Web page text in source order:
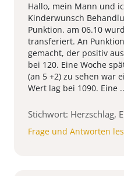
Hallo, mein Mann und
Kinderwunsch
Punktion. am 06.10
transferiert. An
gemacht, der positiv
bei 120. Eine Woche
(an 5 +2) zu sehen war
Wert lag bei 1090. Eine
Stichwort: Herzschlag,
Frage und Antworten